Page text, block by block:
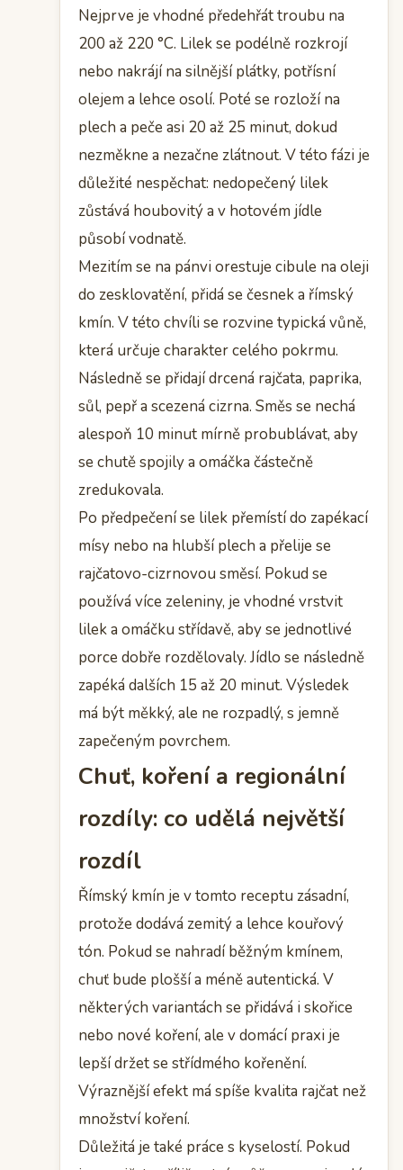
Nejprve je vhodné předehřát troubu na
200 až 220 °C. Lilek se podélně rozkrojí
nebo nakrájí na silnější plátky, potřísní
olejem a lehce osolí. Poté se rozloží na
plech a peče asi 20 až 25 minut, dokud
nezměkne a nezačne zlátnout. V této fázi je
důležité nespěchat: nedopečený lilek
zůstává houbovitý a v hotovém jídle
působí vodnatě.
Mezitím se na pánvi orestuje cibule na oleji
do zesklovatění, přidá se česnek a římský
kmín. V této chvíli se rozvine typická vůně,
která určuje charakter celého pokrmu.
Následně se přidají drcená rajčata, paprika,
sůl, pepř a scezená cizrna. Směs se nechá
alespoň 10 minut mírně probublávat, aby
se chutě spojily a omáčka částečně
zredukovala.
Po předpečení se lilek přemístí do zapékací
mísy nebo na hlubší plech a přelije se
rajčatovo-cizrnovou směsí. Pokud se
používá více zeleniny, je vhodné vrstvit
lilek a omáčku střídavě, aby se jednotlivé
porce dobře rozdělovaly. Jídlo se následně
zapéká dalších 15 až 20 minut. Výsledek
má být měkký, ale ne rozpadlý, s jemně
zapečeným povrchem.
Chuť, koření a regionální
rozdíly: co udělá největší
rozdíl
Římský kmín je v tomto receptu zásadní,
protože dodává zemitý a lehce kouřový
tón. Pokud se nahradí běžným kmínem,
chuť bude plošší a méně autentická. V
některých variantách se přidává i skořice
nebo nové koření, ale v domácí praxi je
lepší držet se střídmého kořenění.
Výraznější efekt má spíše kvalita rajčat než
množství koření.
Důležitá je také práce s kyselostí. Pokud